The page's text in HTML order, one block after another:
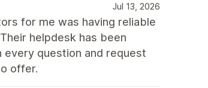
Jul 13, 2026
for me was having reliable
helpdesk has been
question and request
offer.